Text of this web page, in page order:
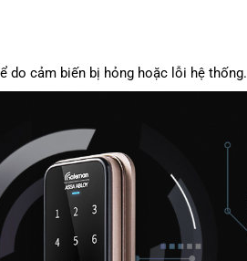
do cảm biến bị hỏng hoặc lỗi hệ thống.